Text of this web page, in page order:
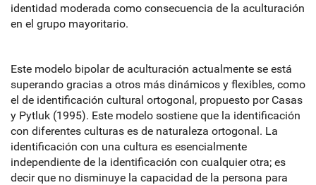
identidad moderada como consecuencia de la aculturación
en el grupo mayoritario.
Este modelo bipolar de aculturación actualmente se está
superando gracias a otros más dinámicos y flexibles, como
el de identificación cultural ortogonal, propuesto por Casas
y Pytluk (1995). Este modelo sostiene que la identificación
con diferentes culturas es de naturaleza ortogonal. La
identificación con una cultura es esencialmente
independiente de la identificación con cualquier otra; es
decir que no disminuye la capacidad de la persona para